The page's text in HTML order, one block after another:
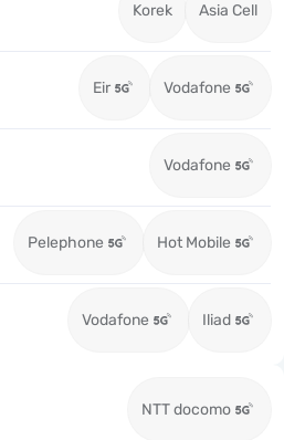
Korek Asia Cell
Eir Vodafone
Vodafone
Pelephone Hot Mobile
Vodafone Iliad
NTT docomo